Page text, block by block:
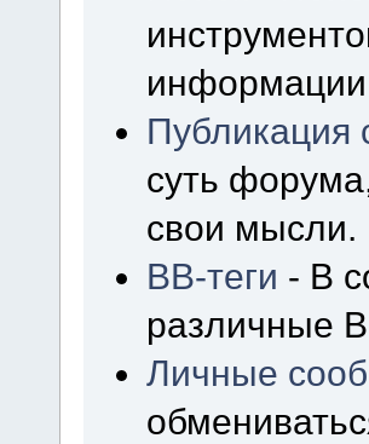
Публикация
суть
свои мысли.
BB-теги - В
различные
Личные